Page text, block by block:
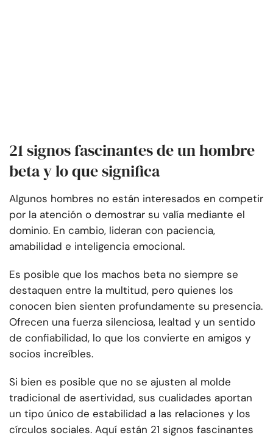
21 signos fascinantes de un hombre
beta y lo que significa
Algunos hombres no están interesados en competir
por la atención o demostrar su valía mediante el
dominio. En cambio, lideran con paciencia,
amabilidad e inteligencia emocional.
Es posible que los machos beta no siempre se
destaquen entre la multitud, pero quienes los
conocen bien sienten profundamente su presencia.
Ofrecen una fuerza silenciosa, lealtad y un sentido
de confiabilidad, lo que los convierte en amigos y
socios increíbles.
Si bien es posible que no se ajusten al molde
tradicional de asertividad, sus cualidades aportan
un tipo único de estabilidad a las relaciones y los
círculos sociales. Aquí están 21 signos fascinantes